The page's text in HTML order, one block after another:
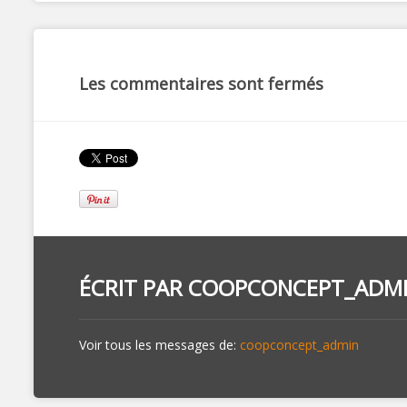
Les commentaires sont fermés
ÉCRIT PAR
Voir tous les messages de: coopconcept_admin